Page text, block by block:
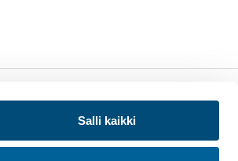
Salli kaikki
KIRJAUDU SISÄÄN